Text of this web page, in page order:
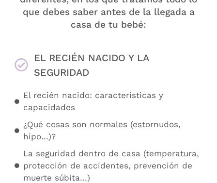
que debes saber antes de la llegada a
casa de tu bebé:
EL RECIÉN NACIDO Y LA
SEGURIDAD
El recién nacido: características y
capacidades
¿Qué cosas son normales (estornudos,
hipo…)?
La seguridad dentro de casa (temperatura,
protección de accidentes, prevención de
muerte súbita…)